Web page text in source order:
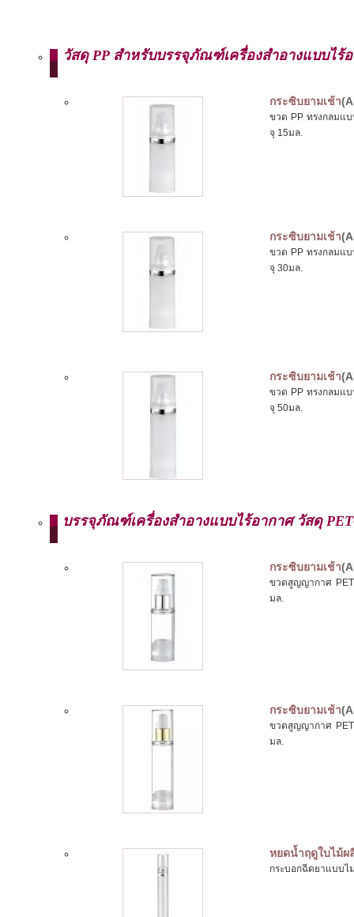
วัสดุ PP สำหรับบรรจุภัณฑ์เครื่องสำอางแบบไร้
กระซิบยามเช้า
ขวด PP ทรงกลมแ
จุ 15มล.
กระซิบยามเช้า
ขวด PP ทรงกลมแ
จุ 30มล.
กระซิบยามเช้า
ขวด PP ทรงกลมแ
จุ 50มล.
บรรจุภัณฑ์เครื่องสำอางแบบไร้อากาศ วัสดุ
กระซิบยามเช้า
ขวดสูญญากาศ
มล.
กระซิบยามเช้า
ขวดสูญญากาศ
มล.
หยดน้ำฤดูใบไม้ผ
กระบอกฉีดยาแบบไ